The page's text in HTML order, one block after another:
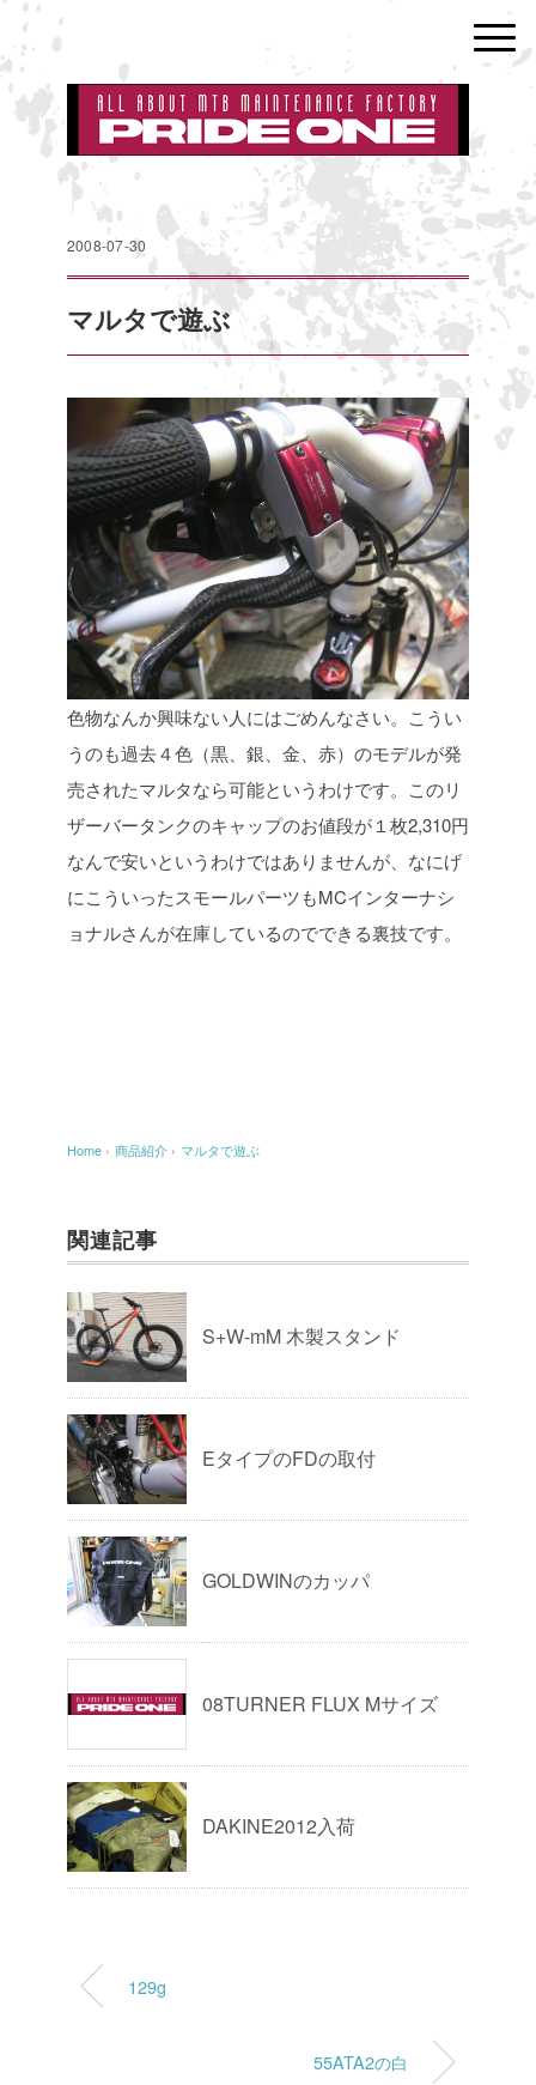
2008-07-30
マルタで遊ぶ
色物なんか興味ない人にはごめんなさい。こうい
うのも過去４色（黒、銀、金、赤）のモデルが発
売されたマルタなら可能というわけです。このリ
ザーバータンクのキャップのお値段が１枚2,310円
なんで安いというわけではありませんが、なにげ
にこういったスモールパーツもMCインターナシ
ョナルさんが在庫しているのでできる裏技です。
Home › 商品紹介 › マルタで遊ぶ
関連記事
S+W-mM 木製スタンド
EタイプのFDの取付
GOLDWINのカッパ
08TURNER FLUX Mサイズ
DAKINE2012入荷
129g
55ATA2の白